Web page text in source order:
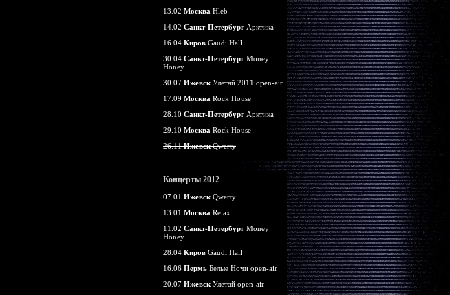
13.02 Москва Hleb
14.02 Санкт-Петербург Арктика
16.04 Киров Gaudi Hall
30.04 Санкт-Петербург Money
Honey
30.07 Ижевск Улетай 2011 open-air
17.09 Москва Rock House
28.10 Санкт-Петербург Арктика
29.10 Москва Rock House
26.11ИжевскQwerty
Концерты 2012
07.01 Ижевск Qwerty
13.01 Москва Relax
11.02 Санкт-Петербург Money
Honey
28.04 Киров Gaudi Hall
16.06 Пермь Белые Ночи open-air
20.07 Ижевск Улетай open-air